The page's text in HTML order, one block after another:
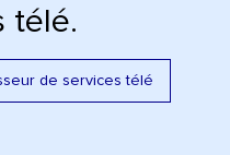
télé.
de services télé